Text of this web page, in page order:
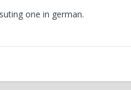
one in german.